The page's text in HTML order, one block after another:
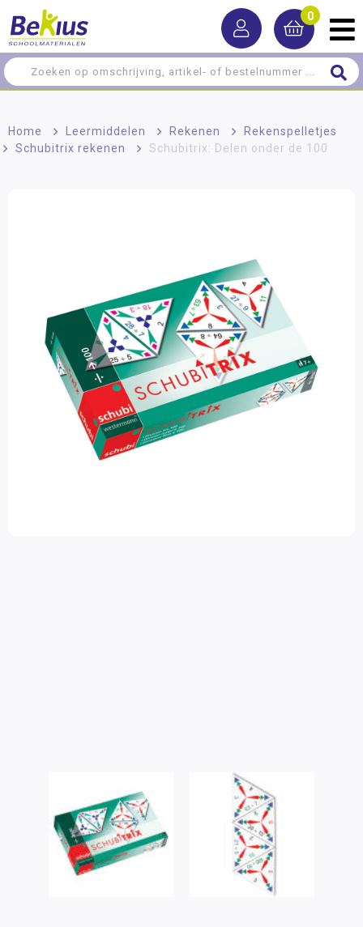
0
Home > Leermiddelen > Rekenen > Rekenspelletjes
Schubitrix rekenen
> Schubitrix: Delen onder de 100